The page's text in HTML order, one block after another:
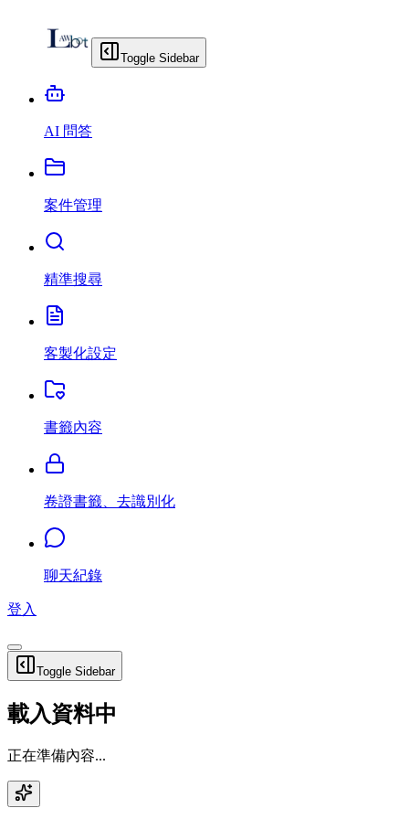
Toggle Sidebar
AI 問答
案件管理
精準搜尋
客製化設定
書籤內容
卷證書籤、去識別化
聊天紀錄
登入
Toggle Sidebar
載入資料中
正在準備內容...